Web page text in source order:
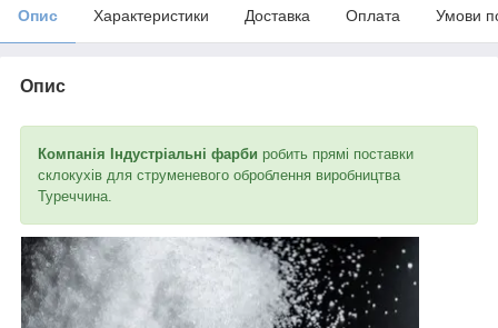
Опис Характеристики Доставка Оплата Умови
Опис
Компанія Індустріальні фарби робить прямі поставки
склокухів для струменевого оброблення виробництва
Туреччина.